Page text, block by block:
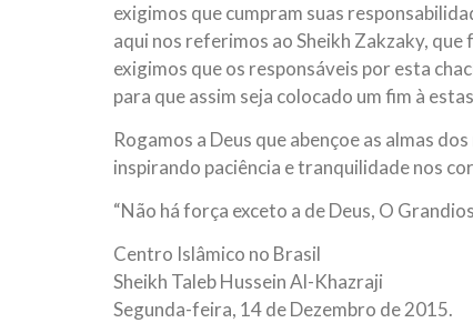
exigimos que cumpram suas
aqui nos referimos ao Sheikh Zakzaky,
exigimos que os responsáveis por esta
para que assim seja colocado um fim à
Rogamos a Deus que abençoe as almas
inspirando paciência e tranquilidade nos
“Não há força exceto a de Deus, O
Centro Islâmico no Brasil
Sheikh Taleb Hussein Al-Khazraji
Segunda-feira, 14 de Dezembro de 2015.